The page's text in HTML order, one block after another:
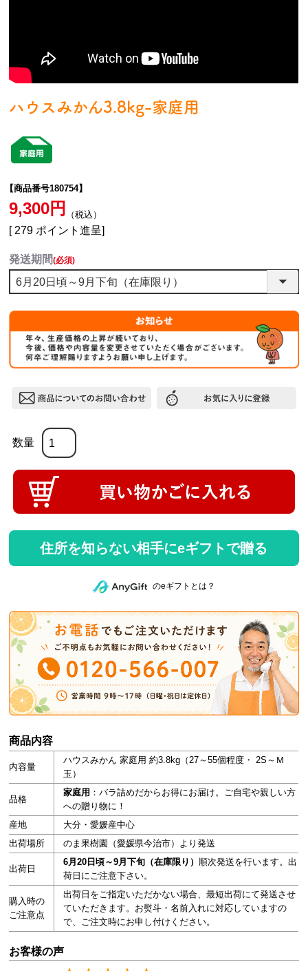
ハウスみかん3.8kg-家庭用
【商品番号180754】
9,300 税込
[ 279 ポイント進呈]
発送期間(必須)
住所を知らない相手にeギフトで贈る
のeギフトとは？
商品内容
内容量
ハウスみかん 家庭用 約3.8kg（27～55個程度・ 2S～Ｍ
玉）
品格
家庭用 ：バラ詰めだからお得にお届け。ご自宅や親しい方
への贈り物に！
産地
大分・愛媛産中心
出荷場所
のま果樹園（愛媛県今治市）より発送
出荷日
6月20日頃～9月下旬（在庫限り）
順次発送を行います。出
荷日にご注意下さい。
購入時の
ご注意点
出荷日をご指定いただかない場合、最短出荷にて発送させ
ていただきます。お熨斗・名前入れに対応していますの
で、ご注文時にお申し付けください。